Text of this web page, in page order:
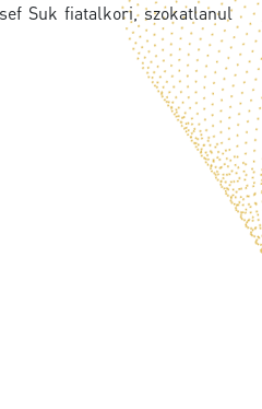
Suk fiatalkori, szokatlanul